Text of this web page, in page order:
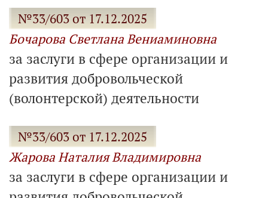
№33/603 от 17.12.2025
Бочарова Светлана Вениаминовна
за заслуги в сфере организации и
развития добровольческой
(волонтерской) деятельности
№33/603 от 17.12.2025
Жарова Наталия Владимировна
за заслуги в сфере организации и